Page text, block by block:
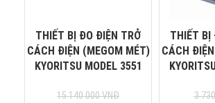
THIẾT BỊ ĐO ĐIỆN TRỞ
CÁCH ĐIỆN (MEGOM MÉT)
KYORITSU MODEL 3551
15.140.000VNĐ
THIẾT BỊ
CÁCH
KINH DOANH 4: 0823